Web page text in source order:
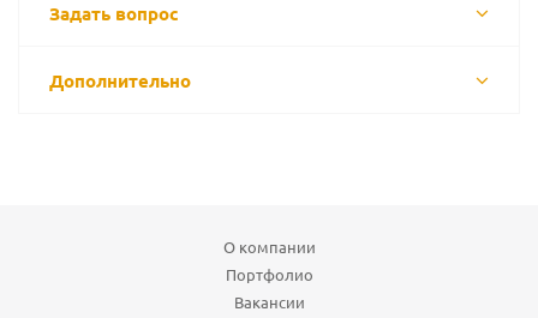
Задать вопрос
Дополнительно
О компании
Портфолио
Вакансии